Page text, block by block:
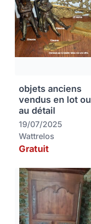
objets anciens
vendus en lot ou
au détail
19/07/2025
Wattrelos
Gratuit